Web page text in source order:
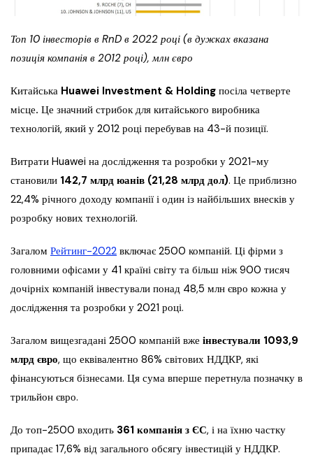
Топ 10 інвесторів в RnD в 2022 році (в дужках вказана
позиція компанія в 2012 році), млн євро
Китайська Huawei Investment & Holding посіла четверте
місце. Це значний стрибок для китайського виробника
технологій, який у 2012 році перебував на 43-й позиції.
Витрати Huawei на дослідження та розробки у 2021-му
становили 142,7 млрд юанів (21,28 млрд дол). Це приблизно
22,4% річного доходу компанії і один із найбільших внесків у
розробку нових технологій.
Загалом Рейтинг-2022 включає 2500 компаній. Ці фірми з
головними офісами у 41 країні світу та більш ніж 900 тисяч
дочірніх компаній інвестували понад 48,5 млн євро кожна у
дослідження та розробки у 2021 році.
Загалом вищезгадані 2500 компаній вже інвестували 1093,9
млрд євро, що еквівалентно 86% світових НДДКР, які
фінансуються бізнесами. Ця сума вперше перетнула позначку в
трильйон євро.
До топ-2500 входить 361 компанія з ЄС, і на їхню частку
припадає 17,6% від загального обсягу інвестицій у НДДКР.